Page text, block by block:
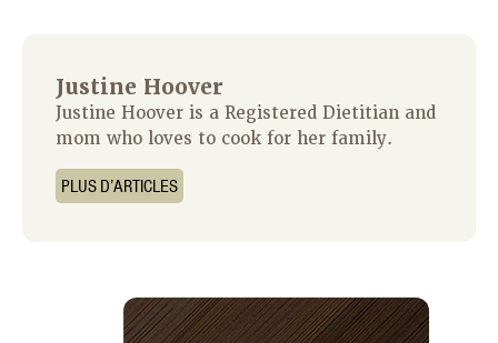
Justine Hoover
Justine Hoover is a Registered Dietitian and
mom who loves to cook for her family.
PLUS D’ARTICLES